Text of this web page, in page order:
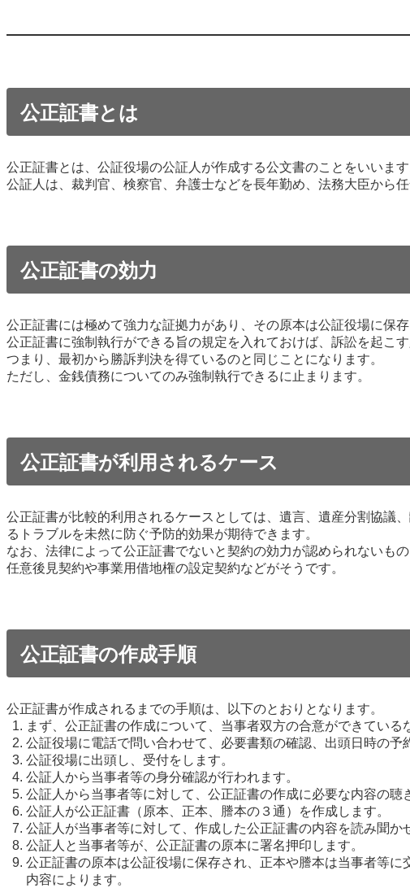
公正証書とは
公正証書とは、公証役場の公証人が作成する公文書のことをいいます
公証人は、裁判官、検察官、弁護士などを長年勤め、法務大臣から
公正証書の効力
公正証書には極めて強力な証拠力があり、その原本は公証役場に保
公正証書に強制執行ができる旨の規定を入れておけば、訴訟を起こ
つまり、最初から勝訴判決を得ているのと同じことになります。
ただし、金銭債務についてのみ強制執行できるに止まります。
公正証書が利用されるケース
公正証書が比較的利用されるケースとしては、遺言、遺産分割協議
るトラブルを未然に防ぐ予防的効果が期待できます。
なお、法律によって公正証書でないと契約の効力が認められないもの
任意後見契約や事業用借地権の設定契約などがそうです。
公正証書の作成手順
公正証書が作成されるまでの手順は、以下のとおりとなります。
まず、公正証書の作成について、当事者双方の合意ができている
公証役場に電話で問い合わせて、必要書類の確認、出頭日時の予
公証役場に出頭し、受付をします。
公証人から当事者等の身分確認が行われます。
公証人から当事者等に対して、公正証書の作成に必要な内容の聴
公証人が公正証書（原本、正本、謄本の３通）を作成します。
公証人が当事者等に対して、作成した公正証書の内容を読み聞か
公証人と当事者等が、公正証書の原本に署名押印します。
公正証書の原本は公証役場に保存され、正本や謄本は当事者等
内容によります。